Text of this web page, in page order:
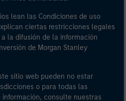
lean las Condiciones de uso
ciertas restricciones legales
la difusión de la información
de Morgan Stanley
sitio web pueden no estar
o para todas las
información, consulte nuestras